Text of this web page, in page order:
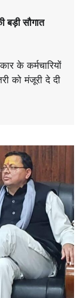
बड़ी सौगात
के कर्मचारियों
को मंजूरी दे दी